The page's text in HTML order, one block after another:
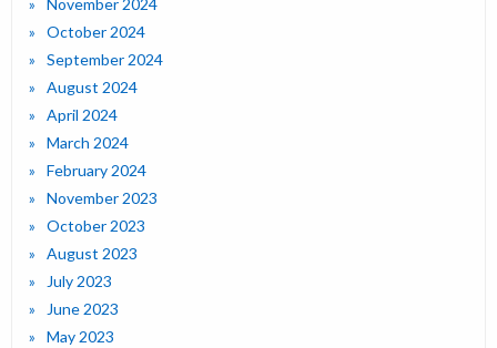
November 2024
October 2024
September 2024
August 2024
April 2024
March 2024
February 2024
November 2023
October 2023
August 2023
July 2023
June 2023
May 2023